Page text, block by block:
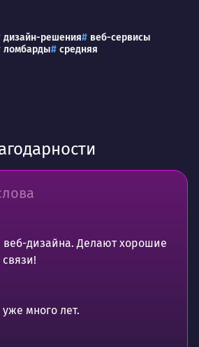
дизайн-решения
веб-сервисы
ломбарды
средняя
веб-дизайна. Делают хорошие
много лет.